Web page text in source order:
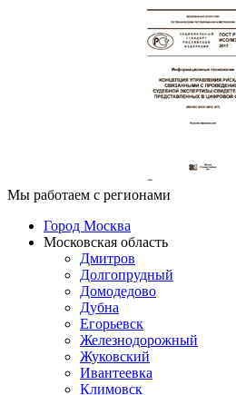
Мы работаем с регионами
Город Москва
Московская область
Дмитров
Долгопрудный
Домодедово
Дубна
Егорьевск
Железнодорожный
Жуковский
Ивантеевка
Климовск